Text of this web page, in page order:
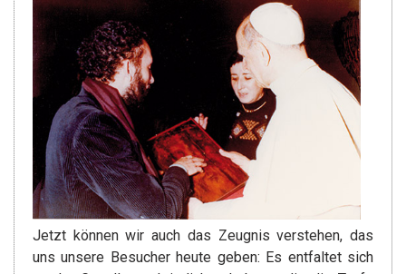
Jetzt können wir auch das Zeugnis verstehen, das
uns unsere Besucher heute geben: Es entfaltet sich